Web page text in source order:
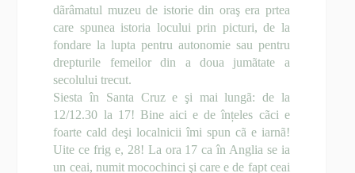
dãrâmatul muzeu de istorie din oraş era prtea
care spunea istoria locului prin picturi, de la
fondare la lupta pentru autonomie sau pentru
drepturile femeilor din a doua jumãtate a
secolului trecut.
Siesta în Santa Cruz e şi mai lungã: de la
12/12.30 la 17! Bine aici e de înțeles cãci e
foarte cald deşi localnicii îmi spun cã e iarnã!
Uite ce frig e, 28! La ora 17 ca în Anglia se ia
un ceai, numit mocochinci şi care e de fapt ceai